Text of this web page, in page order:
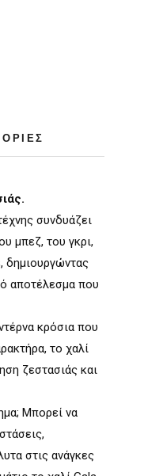
συνδυάζει
µπεζ, του γκρι,
δηµιουργώντας
αποτέλεσµα που
κρόσια που
το χαλί
ζεστασιάς και
Μπορεί να
στις ανάγκες